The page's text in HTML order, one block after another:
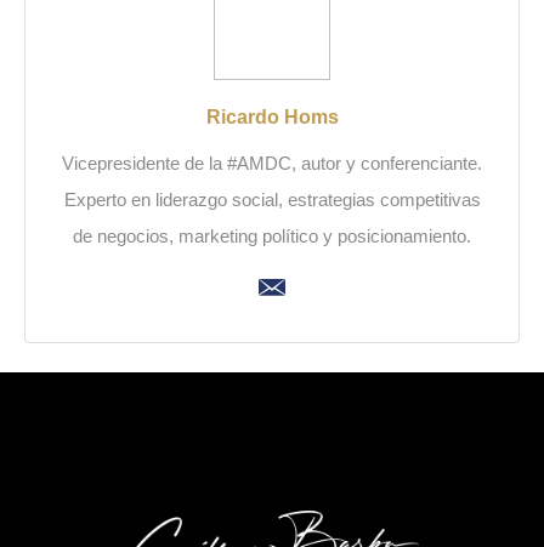
Ricardo Homs
Vicepresidente de la #AMDC, autor y conferenciante.
Experto en liderazgo social, estrategias competitivas
de negocios, marketing político y posicionamiento.